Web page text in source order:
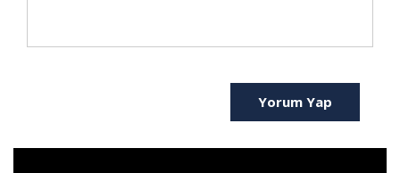
Yorum Yap